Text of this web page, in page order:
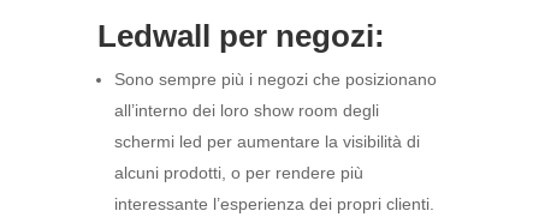
Ledwall per negozi:
Sono sempre più i negozi che posizionano
all’interno dei loro show room degli
schermi led per aumentare la visibilità di
alcuni prodotti, o per rendere più
interessante l’esperienza dei propri clienti.